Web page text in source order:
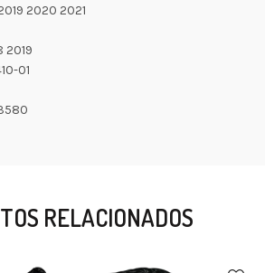
2020 2021
2019
01
RELACIONADOS